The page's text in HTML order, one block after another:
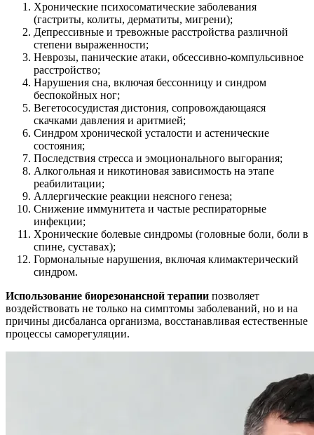
Хронические психосоматические заболевания
(гастриты, колиты, дерматиты, мигрени);
Депрессивные и тревожные расстройства различной
степени выраженности;
Неврозы, панические атаки, обсессивно-компульсивное
расстройство;
Нарушения сна, включая бессонницу и синдром
беспокойных ног;
Вегетососудистая дистония, сопровождающаяся
скачками давления и аритмией;
Синдром хронической усталости и астенические
состояния;
Последствия стресса и эмоционального выгорания;
Алкогольная и никотиновая зависимость на этапе
реабилитации;
Аллергические реакции неясного генеза;
Снижение иммунитета и частые респираторные
инфекции;
Хронические болевые синдромы (головные боли, боли в
спине, суставах);
Гормональные нарушения, включая климактерический
синдром.
Использование биорезонансной терапии позволяет
воздействовать не только на симптомы заболеваний, но и на
причины дисбаланса организма, восстанавливая естественные
процессы саморегуляции.